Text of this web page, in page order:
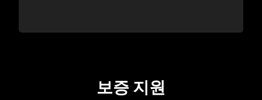
보증 지원